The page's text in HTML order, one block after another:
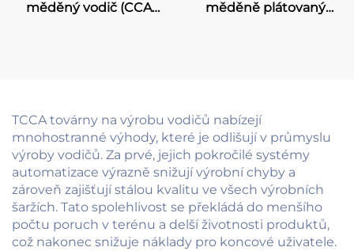
měděný vodič (CCA
měděně plátovaný
TCCA továrny na výrobu vodičů nabízejí
mnohostranné výhody, které je odlišují v průmyslu
výroby vodičů. Za prvé, jejich pokročilé systémy
automatizace výrazně snižují výrobní chyby a
zároveň zajišťují stálou kvalitu ve všech výrobních
šaržích. Tato spolehlivost se překládá do menšího
počtu poruch v terénu a delší životnosti produktů,
což nakonec snižuje náklady pro koncové uživatele.